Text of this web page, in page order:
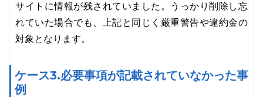
サイトに情報が残されていました。うっかり削除し忘
れていた場合でも、上記と同じく厳重警告や違約金の
対象となります。
ケース3.必要事項が記載されていなかった事
例